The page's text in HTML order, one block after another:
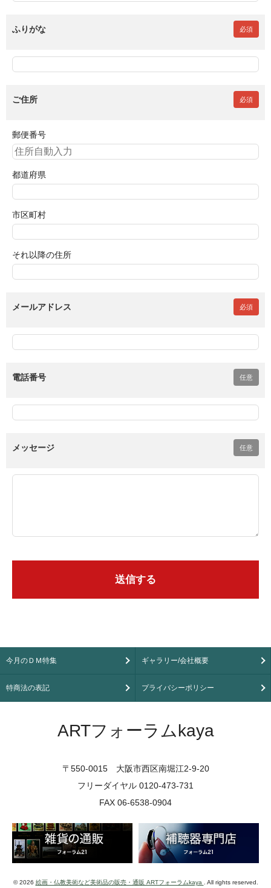
ふりがな 必須
ご住所 必須
郵便番号
都道府県
市区町村
それ以降の住所
メールアドレス 必須
電話番号 任意
メッセージ 任意
送信する
今月のＤＭ特集 ギャラリー/会社概要
特商法の表記 プライバシーポリシー
ARTフォーラムkaya
〒550-0015 大阪市西区南堀江2-9-20
フリーダイヤル 0120-473-731
FAX 06-6538-0904
© 2026 絵画・仏教美術など美術品の販売・通販 ARTフォーラムkaya . All rights reserved.